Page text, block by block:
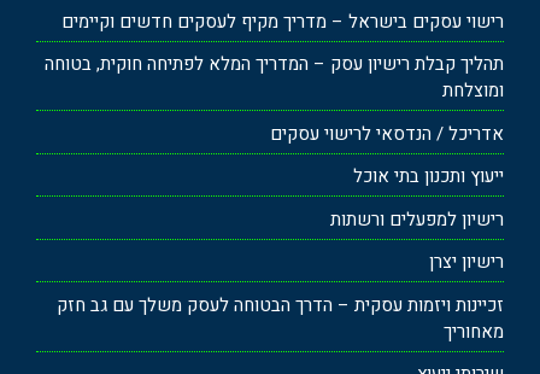
רישוי עסקים בישראל – מדריך מקיף לעסקים חדשים וקיימים
תהליך קבלת רישיון עסק – המדריך המלא לפתיחה חוקית, בטוחה
ומוצלחת
אדריכל / הנדסאי לרישוי עסקים
ייעוץ ותכנון בתי אוכל
רישיון למפעלים ורשתות
רישיון יצרן
זכיינות ויזמות עסקית – הדרך הבטוחה לעסק משלך עם גב חזק
מאחוריך